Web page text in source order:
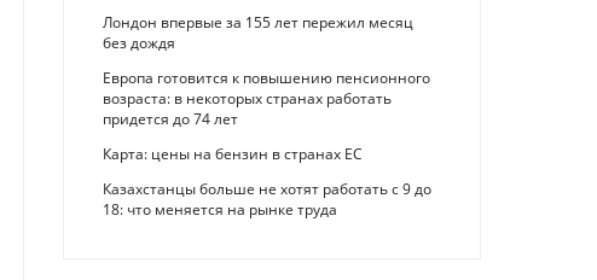
Лондон впервые за 155 лет пережил месяц
без дождя
Европа готовится к повышению пенсионного
возраста: в некоторых странах работать
придется до 74 лет
Карта: цены на бензин в странах ЕС
Казахстанцы больше не хотят работать с 9 до
18: что меняется на рынке труда